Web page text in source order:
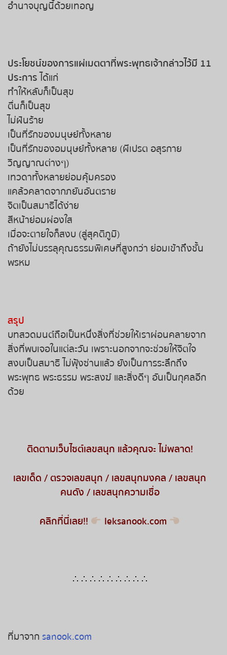
อำนาจบุญนี้ด้วยเทอญ
ประโยชน์ของการแผ่เมตตาที่พระพุทธเจ้ากล่าวไว้มี 11
ประการได้แก่
ทำให้หลับก็เป็นสุข
ตื่นก็เป็นสุข
ไม่ฝันร้าย
เป็นที่รักของมนุษย์ทั้งหลาย
เป็นที่รักของอมนุษย์ทั้งหลาย (ผีเปรต อสุรกาย
วิญญาณต่างๆ)
เทวดาทั้งหลายย่อมคุ้มครอง
แคล้วคลาดจากภยันอันตราย
จิตเป็นสมาธิได้ง่าย
สีหน้าย่อมผ่องใส
เมื่อจะตายใจก็สงบ (สู่สุคติภูมิ)
ถ้ายังไม่บรรลุคุณธรรมพิเศษที่สูงกว่า ย่อมเข้าถึงชั้น
พรหม
สรุป
บทสวดมนต์ถือเป็นหนึ่งสิ่งที่ช่วยให้เราผ่อนคลายจาก
สิ่งที่พบเจอในแต่ละวัน เพราะนอกจากจะช่วยให้จิตใจ
สงบเป็นสมาธิ ไม่ฟุ้งซ่านแล้ว ยังเป็นการระลึกถึง
พระพุทธ พระธรรม พระสงฆ์ และสิ่งดีๆ อันเป็นกุศลอีก
ด้วย
ติดตามเว็บไซต์เลขสนุก แล้วคุณจะ ไม่พลาด!
เลขเด็ด /ตรวจเลขสนุก / เลขสนุกมงคล / เลขสนุก
คนดัง / เลขสนุกความเชื่อ
คลิกที่นี่เลย!! leksanook.com
∴ ∴ ∴ ∴ ∴ ∴ ∴ ∴ ∴
ที่มาจาก sanook.com